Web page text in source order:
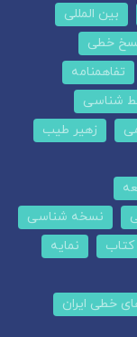
بین المللی
خطی
تفاهمنامه
شناسی
زهیر طیب
نسخه شناسی
کتاب
نمایه
خطی ایران